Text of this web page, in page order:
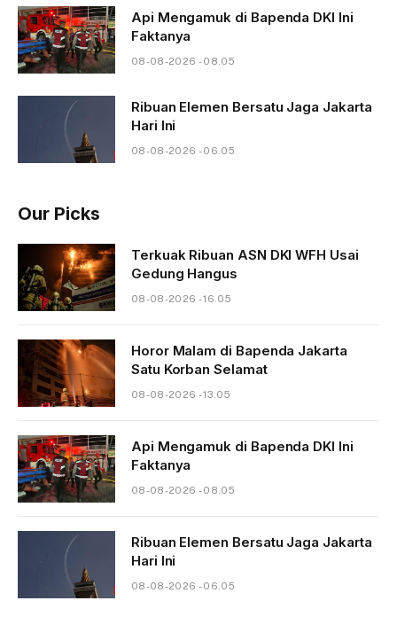
Api Mengamuk di Bapenda DKI Ini
Faktanya
08-08-2026 - 08.05
Ribuan Elemen Bersatu Jaga Jakarta
Hari Ini
08-08-2026 - 06.05
Our Picks
Terkuak Ribuan ASN DKI WFH Usai
Gedung Hangus
08-08-2026 - 16.05
Horor Malam di Bapenda Jakarta
Satu Korban Selamat
08-08-2026 - 13.05
Api Mengamuk di Bapenda DKI Ini
Faktanya
08-08-2026 - 08.05
Ribuan Elemen Bersatu Jaga Jakarta
Hari Ini
08-08-2026 - 06.05